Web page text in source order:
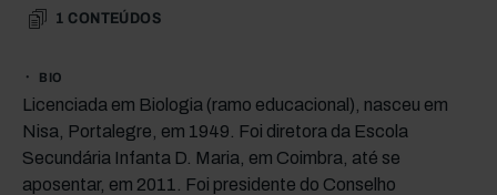
1 CONTEÚDOS
BIO
Licenciada em Biologia (ramo educacional), nasceu em
Nisa, Portalegre, em 1949. Foi diretora da Escola
Secundária Infanta D. Maria, em Coimbra, até se
aposentar, em 2011. Foi presidente do Conselho